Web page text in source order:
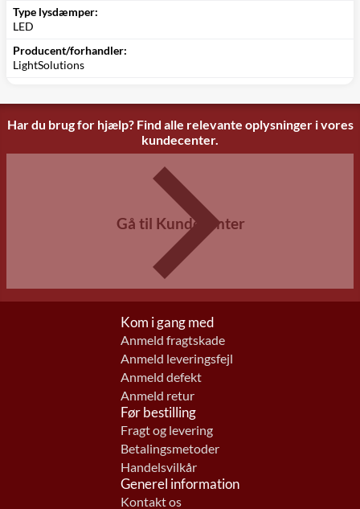
Type lysdæmper:
LED
Producent/forhandler:
LightSolutions
Har du brug for hjælp? Find alle relevante oplysninger i vores
kundecenter.
Gå til Kundecenter
Kom i gang med
Anmeld fragtskade
Anmeld leveringsfejl
Anmeld defekt
Anmeld retur
Før bestilling
Fragt og levering
Betalingsmetoder
Handelsvilkår
Generel information
Kontakt os